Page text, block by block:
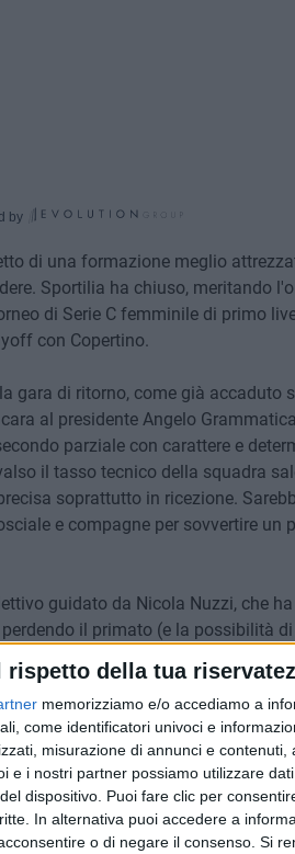
rispetto della tua
memorizziamo e/o accediamo a
come identificatori univoci e
misurazione di annunci e contenuti,
e i nostri partner possiamo utilizzare
dispositivo. Puoi fare clic per
In alternativa puoi accedere a
o di negare il consenso. Si
by
di una formazione meglio
Sportilia ha chiuso, meritando
di Serie C femminile di primo
con Copertino.
gara di ritorno, come già accaduto
al presidente Angelo
parziale con carattere e
il tasso tecnico della squadra
soprattutto in ricezione.
e compagne per sovvertire un
guidato da Nicola Nuzzi, che
il primato (e la possibilità
di campionato. L'impressione è che
superiore: non è un caso
in due gare, con secchi 3-0, la pur
che ora dovrà vedersela con la
Primadonna Bari per giocarsi la
di uno o più ripescaggi.
stile nell'ex massimo